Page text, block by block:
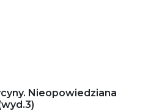
Nieopowiedziana